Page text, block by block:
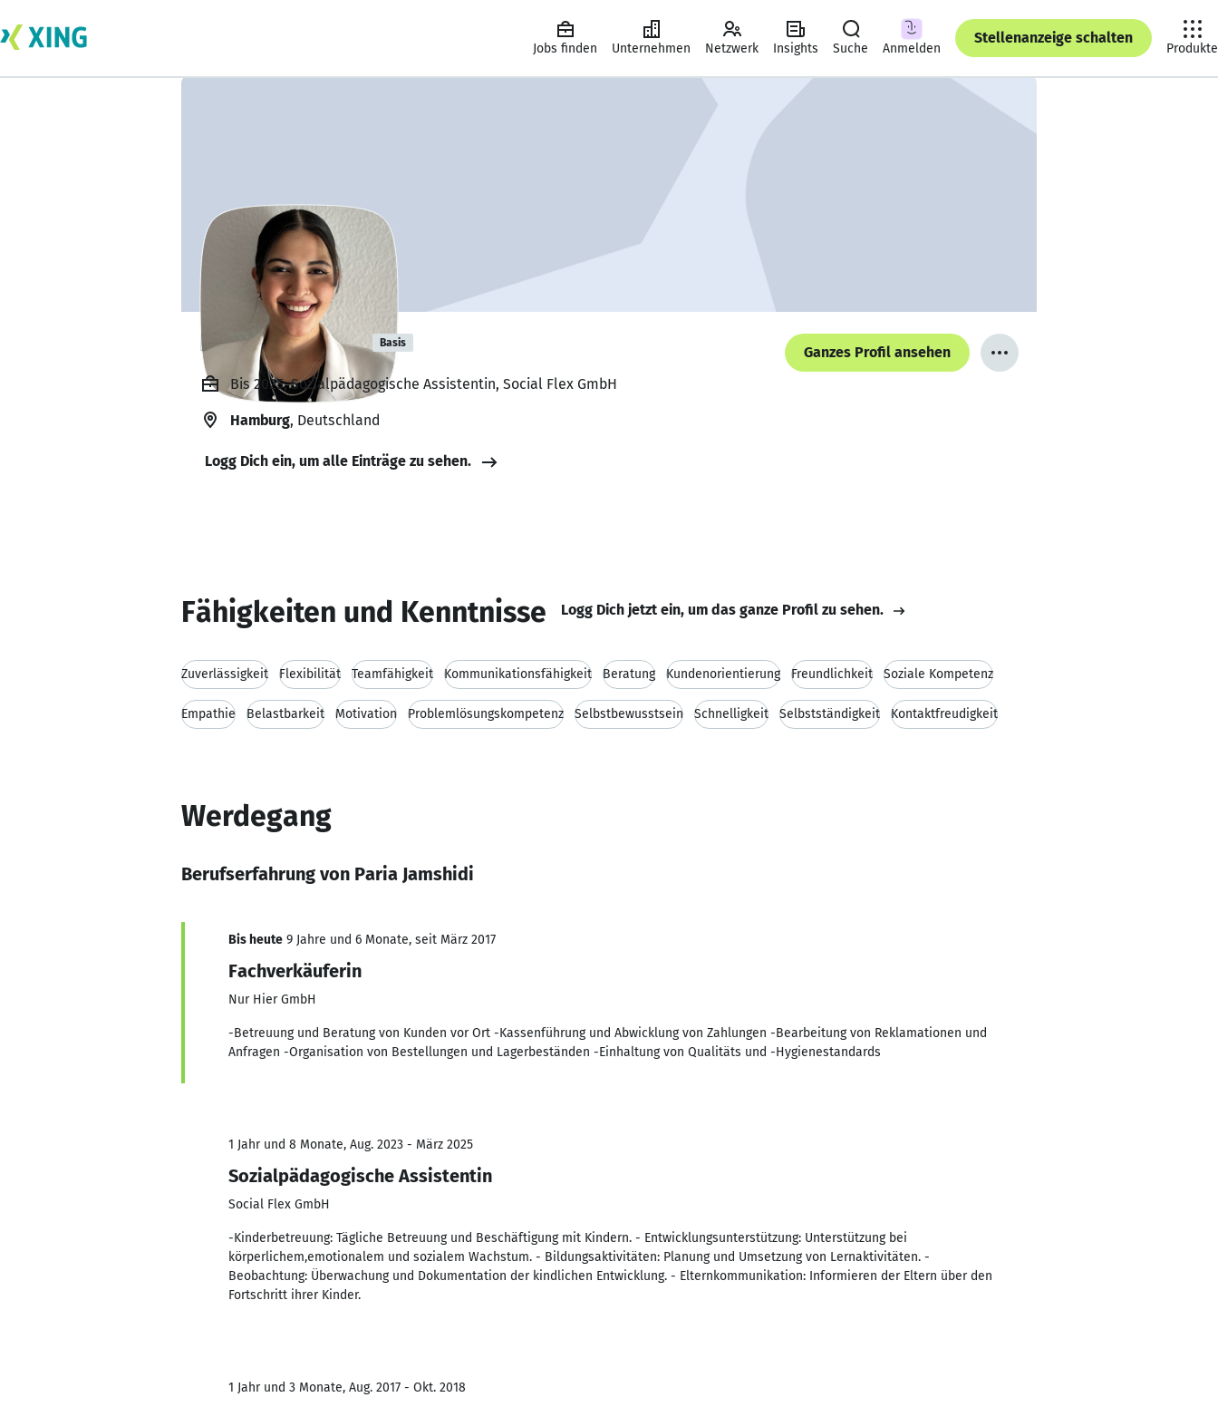
Jobs finden Unternehmen Netzwerk Insights Suche Anmelden
Stellenanzeige schalten
Produkte
Paria Jamshidi Basis
Ganzes Profil ansehen
Bis 2025, Sozialpädagogische Assistentin, Social Flex GmbH
Hamburg, Deutschland
Logg Dich ein, um alle Einträge zu sehen.
Fähigkeiten und Kenntnisse Logg Dich jetzt ein, um das ganze Profil zu sehen.
Zuverlässigkeit Flexibilität Teamfähigkeit Kommunikationsfähigkeit Beratung Kundenorientierung Freundlichkeit Soziale Kompetenz
Empathie Belastbarkeit Motivation Problemlösungskompetenz Selbstbewusstsein Schnelligkeit Selbstständigkeit Kontaktfreudigkeit
Werdegang
Berufserfahrung von Paria Jamshidi
Bis heute 9 Jahre und 6 Monate, seit März 2017
Fachverkäuferin
Nur Hier GmbH
-Betreuung und Beratung von Kunden vor Ort -Kassenführung und Abwicklung von Zahlungen -Bearbeitung von Reklamationen und
Anfragen -Organisation von Bestellungen und Lagerbeständen -Einhaltung von Qualitäts und -Hygienestandards
1 Jahr und 8 Monate, Aug. 2023 - März 2025
Sozialpädagogische Assistentin
Social Flex GmbH
-Kinderbetreuung: Tägliche Betreuung und Beschäftigung mit Kindern. - Entwicklungsunterstützung: Unterstützung bei
körperlichem,emotionalem und sozialem Wachstum. - Bildungsaktivitäten: Planung und Umsetzung von Lernaktivitäten. -
Beobachtung: Überwachung und Dokumentation der kindlichen Entwicklung. - Elternkommunikation: Informieren der Eltern über den
Fortschritt ihrer Kinder.
1 Jahr und 3 Monate, Aug. 2017 - Okt. 2018